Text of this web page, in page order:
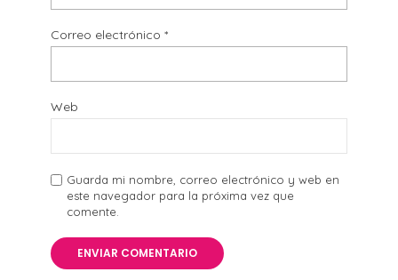
Correo electrónico *
Web
Guarda mi nombre, correo electrónico y web en
este navegador para la próxima vez que
comente.